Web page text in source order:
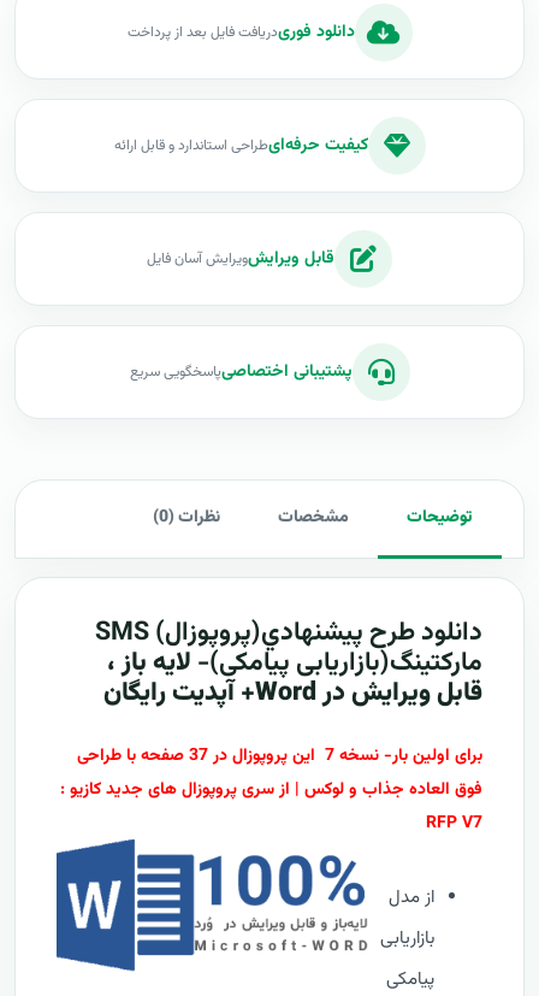
دانلود فوریدریافت فایل بعد از پرداخت
کیفیت حرفه‌ایطراحی استاندارد و قابل ارائه
قابل ویرایشویرایش آسان فایل
پشتیبانی اختصاصیپاسخگویی سریع
توضیحات مشخصات نظرات (0)
دانلود طرح پيشنهادي(پروپوزال)SMS
مارکتینگ(بازاریابی پیامکی)- لایه باز ،
قابل ویرایش در Word+ آپدیت رایگان
برای اولین بار- نسخه 7 این پروپوزال در 37 صفحه با طراحی
فوق العاده جذاب و لوکس | از سری پروپوزال های جدید کازیو :
RFP V7
از مدل
بازاریابی
پیامکی